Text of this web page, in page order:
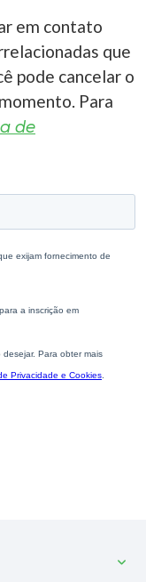
em contato
que
pode cancelar o
Para
de